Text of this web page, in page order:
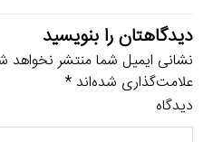
دیدگاهتان را بنویسید
نشانی ایمیل شما منتشر نخواهد
علامت‌گذاری شده‌اند*
دیدگاه